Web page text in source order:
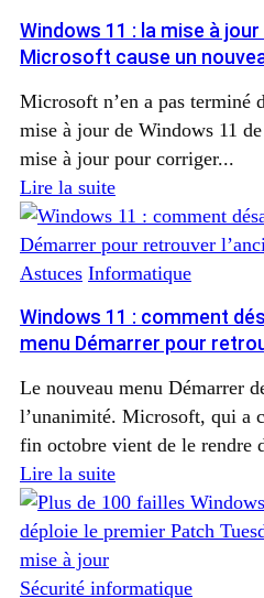
Windows 11 : la mise à
Microsoft cause un
Microsoft n’en a pas terminé
mise à jour de Windows 11
mise à jour pour corriger...
Lire la suite
Astuces Informatique
Windows 11 : comment
menu Démarrer pour
Le nouveau menu Démarrer
l’unanimité. Microsoft, qui a
fin octobre vient de le rendre
Lire la suite
Sécurité informatique